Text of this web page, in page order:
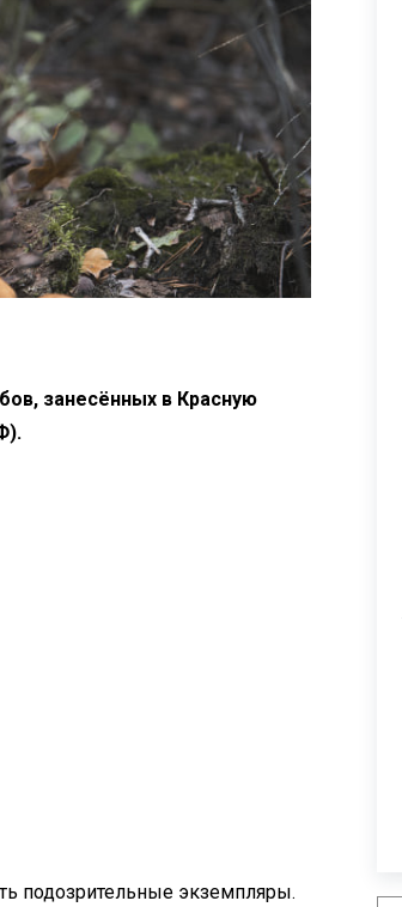
занесённых в Красную
подозрительные экземпляры.